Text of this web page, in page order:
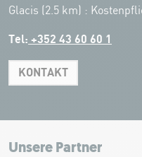
Glacis (2.5 km) :
Tel: +352 43 60 60 1
KONTAKT
+
−
Leaflet|Map tiles by Carto, under
Unsere Partner